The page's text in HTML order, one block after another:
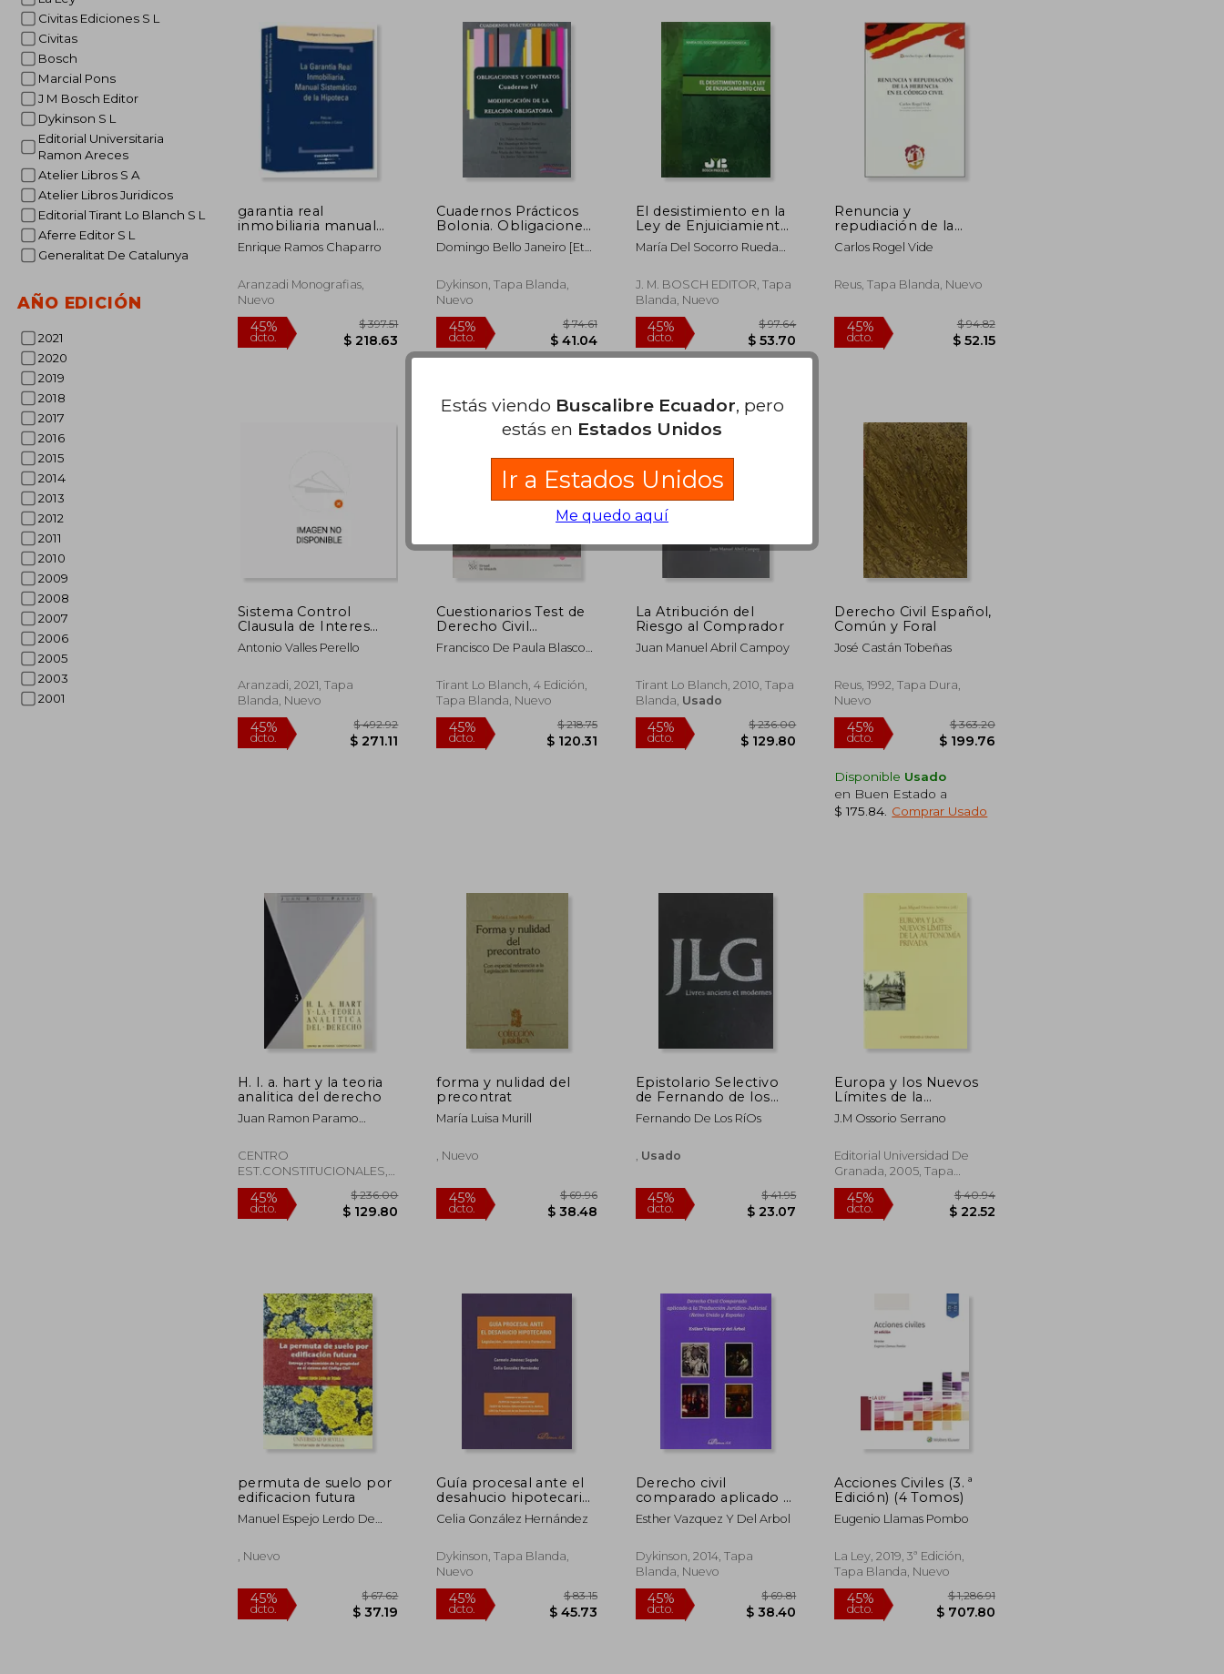
Civitas Ediciones S L
Civitas
Bosch
Marcial Pons
J M Bosch Editor
Dykinson S L
Editorial Universitaria
Ramon Areces
Atelier Libros S A
Atelier Libros Juridicos
Editorial Tirant Lo Blanch S L
Aferre Editor S L
Generalitat De Catalunya
AÑO EDICIÓN
2021
2020
2019
2018
2017
2016
2015
2014
2013
2012
2011
2010
2009
2008
2007
2006
2005
2003
2001
45%
dcto.
45%
dcto.
$ 116.47 45% 45%
garantia real
inmobiliaria manual
sistamatico de l
Enrique Ramos Chaparro
Aranzadi Monografias,
Nuevo
45%
$ 218.63
Cuadernos Prácticos
Bolonia. Obligaciones
y Contratos. Cuaderno
IV. Modificación de la
(Colección Cuadernos
Prácticos Bolonia)
Domingo Bello Janeiro [et
Dykinson, Tapa Blanda,
Nuevo
dcto. $ 41.04
El desistimiento en la
Ley de Enjuiciamiento
Civil (Bosch Procesal)
María Del Socorro Rueda
J. M. BOSCH EDITOR, Tapa
Blanda, Nuevo
dcto.
$ 97.64
$ 53.70
Renuncia y
repudiación de la
herencia en el Código
civil (Derecho Español
Carlos Rogel Vide
Reus, Tapa Blanda, Nuevo
45%
dcto.
Sistema Control
Clausula de Interes
Variable Prestamos
Antonio Valles Perello
Aranzadi, 2021, Tapa
Blanda, Nuevo
45%
dcto.
Cuestionarios Test de
Derecho Civil
(Oposiciones)
Francisco De Paula Blasco
Tirant Lo Blanch, 4 Edición,
Tapa Blanda, Nuevo
La Atribución del
Riesgo al Comprador
Juan Manuel Abril Campoy
Tirant Lo Blanch, 2010, Tapa
Blanda, Usado
45%
dcto.
$ 236.00
$ 129.80
Derecho Civil Español,
Común y Foral
José Castán Tobeñas
Reus, 1992, Tapa Dura,
Nuevo
Disponible Usado
en Buen Estado a
$ 175.84 Comprar Usado
H. l. a. hart y la teoria
analitica del derecho
Juan Ramon Paramo
CENTRO
EST.CONSTITUCIONALES,
Tapa Blanda,
45%
dcto.
$ 236.00
$ 129.80
forma y nulidad del
precontrat
María Luisa Murill
, Nuevo
45%
dcto.
$ 69.96
$ 38.48
Epistolario Selectivo
de Fernando de los
RíOs Urruti
Fernando De Los RíOs
Usado
45%
dcto.
$ 41.95
$ 23.07
Europa y los Nuevos
Límites de la
Autonomía Privada
(Monográfica
J.M Ossorio Serrano
Editorial Universidad De
Granada, 2005, Tapa
Blanda, Nuevo
45%
dcto.
permuta de suelo por
edificacion futura
Manuel Espejo Lerdo De
, Nuevo
Guía procesal ante el
desahucio hipotecario.
Legislación,
Jurisprudencia y
Celia González Hernández
Dykinson, Tapa Blanda,
Nuevo
Derecho civil
comparado aplicado a
la traducción jurídico-
judicial (Reino Unido
Esther Vazquez Y Del Arbol
Dykinson, 2014, Tapa
Blanda, Nuevo
Acciones Civiles (3. ª
Edición) (4 Tomos)
Eugenio Llamas Pombo
La Ley, 2019, 3ª Edición,
Tapa Blanda, Nuevo
Estás viendo Buscalibre Ecuador, pero
estás en Estados Unidos
Ir a Estados Unidos
Me quedo aquí